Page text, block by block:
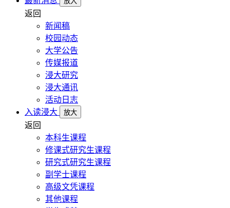
返回
新闻稿
校园动态
大学公告
传媒报道
浸大研究
浸大通讯
活动日志
入读浸大
放大
返回
本科生课程
修课式研究生课程
研究式研究生课程
副学士课程
高级文凭课程
其他课程